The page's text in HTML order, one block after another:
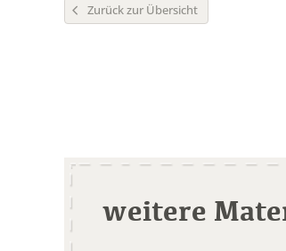
Zurück zur Übersicht
weitere